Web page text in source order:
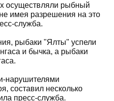
осуществляли рыбный
имея разрешения на это
служба.
рыбаки "Ялты" успели
и бычка, а рыбаки
нарушителями
составил несколько
пресс-служба.